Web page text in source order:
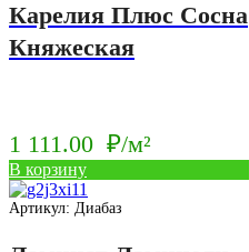
Карелия Плюс Сосна
Княжеская
1 111.00 ₽/м²
В корзину
Артикул: Диабаз